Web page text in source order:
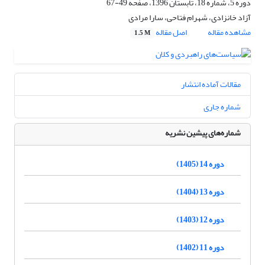
آزاد خانزادی، شهرام فتاحی، سارا مرادی
مشاهده مقاله
اصل مقاله 1.5 M
مقالات آماده انتشار
شماره جاری
شماره‌های پیشین نشریه
دوره 14 (1405)
دوره 13 (1404)
دوره 12 (1403)
دوره 11 (1402)